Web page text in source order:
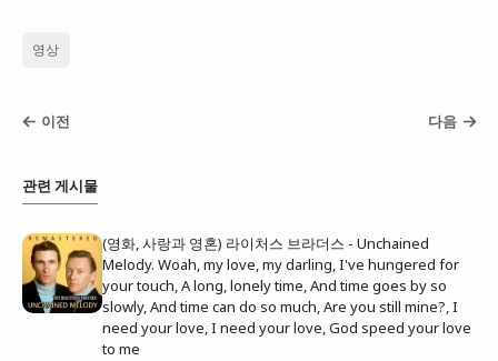
영상
이전 다음
관련 게시물
(영화, 사랑과 영혼) 라이처스 브라더스 - Unchained
Melody. Woah, my love, my darling, I've hungered for
your touch, A long, lonely time, And time goes by so
slowly, And time can do so much, Are you still mine?, I
need your love, I need your love, God speed your love
to me